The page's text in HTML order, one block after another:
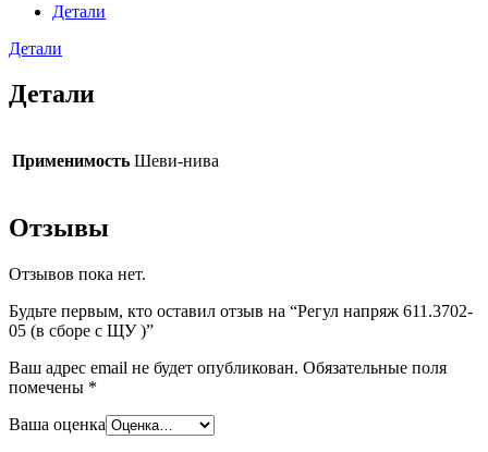
Детали
Детали
Детали
Применимость Шеви-нива
Отзывы
Отзывов пока нет.
Будьте первым, кто оставил отзыв на “Регул напряж 611.3702-
05 (в сборе с ЩУ )”
Ваш адрес email не будет опубликован. Обязательные поля
помечены *
Ваша оценка